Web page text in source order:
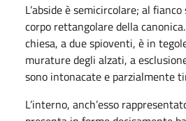
L’abside è semicircolare; al
corpo rettangolare della
chiesa, a due spioventi, è in
murature degli alzati, a
sono intonacate e parzialmente
L’interno, anch’esso